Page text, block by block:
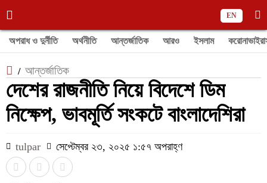
EN
অপরাধ ও দুর্নীতি অর্থনীতি আন্তর্জাতিক আরও ইসলাম
/ আন্তর্জাতিক
দেশের রাজনীতি নিয়ে বিদেশে ডিম
নিক্ষেপ, ভাবমূর্তি সংকটে বাংলাদেশিরা
tulpar সেপ্টেম্বর ২৩, ২০২৫ ১:৫৭ অপরাহ্ণ